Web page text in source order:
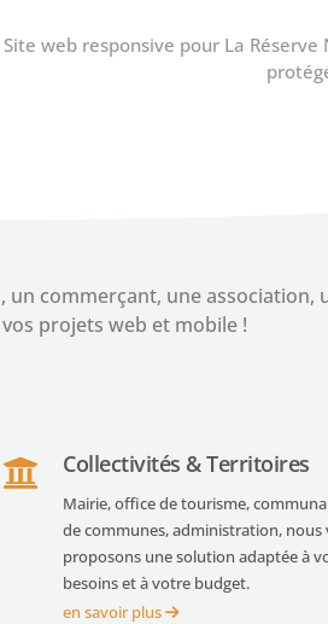
Site web responsive
un commerçant, une
projets web et mobile !
Collectivités & Territoires
Mairie, office de tourisme,
de communes, administration, nous
proposons une solution adaptée à
besoins et à votre budget.
en savoir plus